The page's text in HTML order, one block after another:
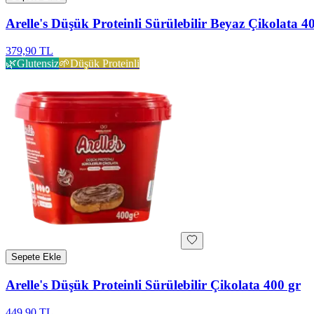
Arelle's Düşük Proteinli Sürülebilir Beyaz Çikolata
379,90 TL
🌿Glutensiz🌱Düşük Proteinli
Sepete Ekle
Arelle's Düşük Proteinli Sürülebilir Çikolata 400 gr